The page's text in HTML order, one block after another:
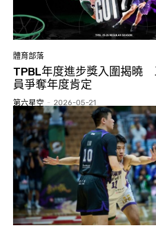
體育部落
TPBL年度進步獎入圍揭曉
員爭奪年度肯定
第六星空 - 2026-05-21